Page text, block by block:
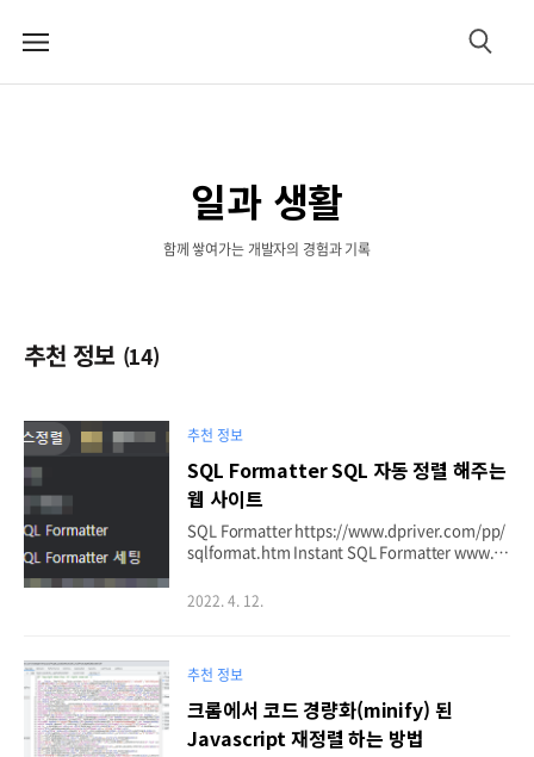
메
검
일과 생활
함께 쌓여가는 개발자의 경험과 기록
추천 정보 (14)
추천 정보
SQL Formatter SQL 자동 정렬 해주는
웹 사이트
SQL Formatter https://www.dpriver.com/pp/
sqlformat.htm Instant SQL Formatter www.d
워서 위와 같이 즐겨찾기 등록 후 수정을 통해서 Jav
cs.value = 'Unchanged';document.all.tablena
mecs.value = 'Unchanged';document.all.colu
mnnamecs.value = 'Unchanged';document.al
l.functioncs.valu..
2022. 4. 12.
추천 정보
크롬에서 코드 경량화(minify) 된
Javascript 재정렬 하는 방법